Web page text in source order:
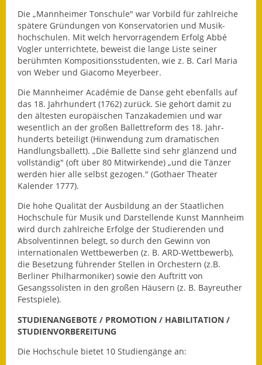
Leichte Sprache
Infos in Leichter Sprache
Mitteilungsblatt
Nachhaltigkeitsbericht
Notfallplanung
Ortsplan
Schadensmeldung
Straßenbau
Landesstraße
Kreisstraße
Umleitungsplan
Buslinie 168
Stellenausschreibungen
Die „Mannheimer Tonschule" war Vorbild für zahlreiche
spätere Gründungen von Konservatorien und Musik-
hochschulen. Mit welch hervorragendem Erfolg Abbé
Vogler unterrichtete, beweist die lange Liste seiner
berühmten Kompositionsstudenten, wie z. B. Carl Maria
von Weber und Giacomo Meyerbeer.
Die Mannheimer Académie de Danse geht ebenfalls auf
das 18. Jahrhundert (1762) zurück. Sie gehört damit zu
den ältesten europäischen Tanzakademien und war
wesentlich an der großen Ballettreform des 18. Jahr-
hunderts beteiligt (Hinwendung zum dramatischen
Handlungsballett). „Die Ballette sind sehr glänzend und
vollständig" (oft über 80 Mitwirkende) „und die Tänzer
werden hier alle selbst gezogen." (Gothaer Theater
Kalender 1777).
Die hohe Qualität der Ausbildung an der Staatlichen
Hochschule für Musik und Darstellende Kunst Mannheim
wird durch zahlreiche Erfolge der Studierenden und
Absolventinnen belegt, so durch den Gewinn von
internationalen Wettbewerben (z. B. ARD-Wettbewerb),
die Besetzung führender Stellen in Orchestern (z.B.
Berliner Philharmoniker) sowie den Auftritt von
Gesangssolisten in den großen Häusern (z. B. Bayreuther
Festspiele).
STUDIENANGEBOTE / PROMOTION / HABILITATION /
STUDIENVORBEREITUNG
Die Hochschule bietet 10 Studiengänge an: